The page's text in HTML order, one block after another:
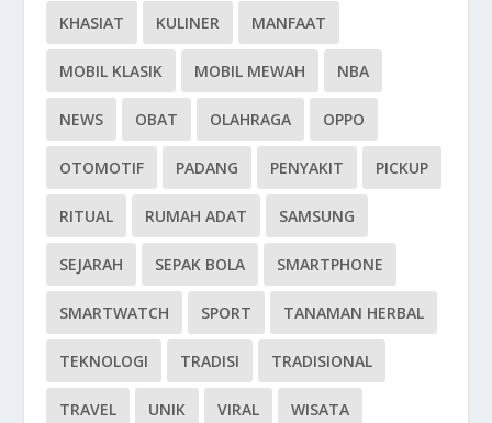
KHASIAT KULINER MANFAAT
MOBIL KLASIK MOBIL MEWAH NBA
NEWS OBAT OLAHRAGA OPPO
OTOMOTIF PADANG PENYAKIT PICKUP
RITUAL RUMAH ADAT SAMSUNG
SEJARAH SEPAK BOLA SMARTPHONE
SMARTWATCH SPORT TANAMAN HERBAL
TEKNOLOGI TRADISI TRADISIONAL
TRAVEL UNIK VIRAL WISATA